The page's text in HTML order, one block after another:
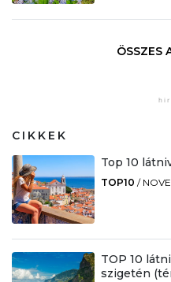
ÖSSZES
CIKKEK
Top 10
TOP10 /
TOP 10
szigetén